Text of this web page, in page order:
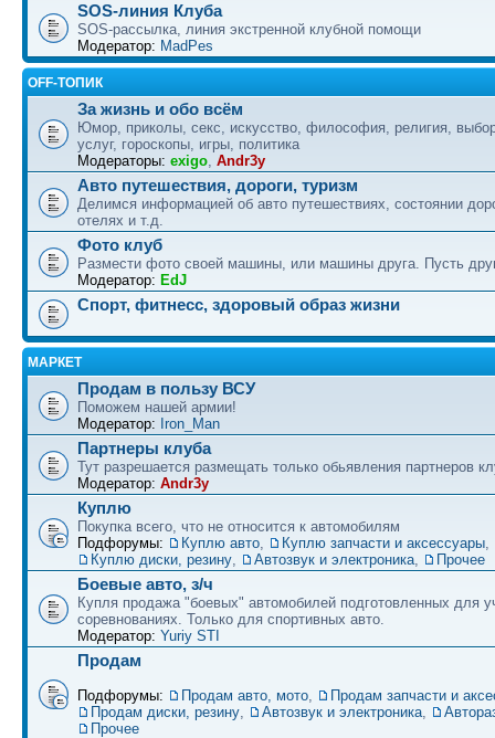
SOS-линия Клуба
SOS-рассылка, линия экстренной клубной помощи
Модератор: MadPes
OFF-ТОПИК
За жизнь и обо всём
Юмор, приколы, секс, искусство, философия, религия,
услуг, гороскопы, игры, политика
Модераторы: exigo, Andr3y
Авто путешествия, дороги, туризм
Делимся информацией об авто путешествиях, состоянии
отелях и т.д.
Фото клуб
Размести фото своей машины, или машины друга. Пусть
Модератор: EdJ
Спорт, фитнесс, здоровый образ жизни
МАРКЕТ
Продам в пользу ВСУ
Поможем нашей армии!
Модератор: Iron_Man
Партнеры клуба
Тут разрешается размещать только обьявления партнеров
Модератор: Andr3y
Куплю
Покупка всего, что не относится к автомобилям
Подфорумы:
Куплю авто, Куплю запчасти и аксессуары,
Куплю диски, резину, Автозвук и электроника, Прочее
Боевые авто, з/ч
Купля продажа "боевых" автомобилей подготовленных для
соревнованиях. Только для спортивных авто.
Модератор: Yuriy STI
Продам
Подфорумы: Продам авто, мото,
Продам запчасти и
Продам диски, резину, Автозвук и электроника,
Прочее